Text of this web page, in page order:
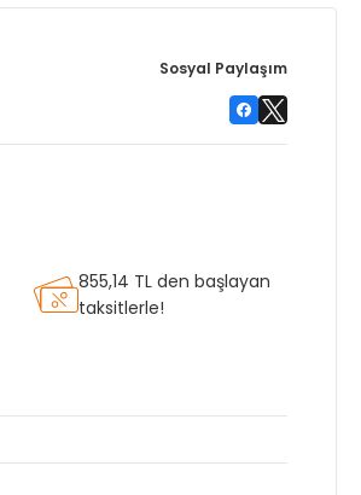
Sosyal Paylaşım
855,14 TL den başlayan
taksitlerle!